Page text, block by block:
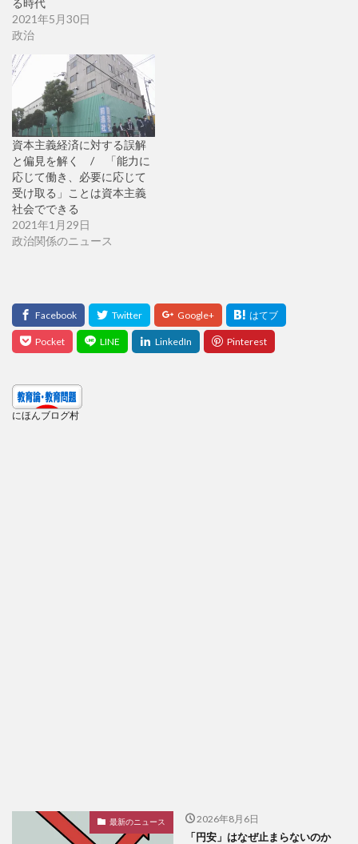
る時代
2021年5月30日
政治
資本主義経済に対する誤解
と偏見を解く / 「能力に
応じて働き、必要に応じて
受け取る」ことは資本主義
社会でできる
2021年1月29日
政治関係のニュース
にほんブログ村
最新のニュース 2026年8月6日
「円安」はなぜ止まらないのか